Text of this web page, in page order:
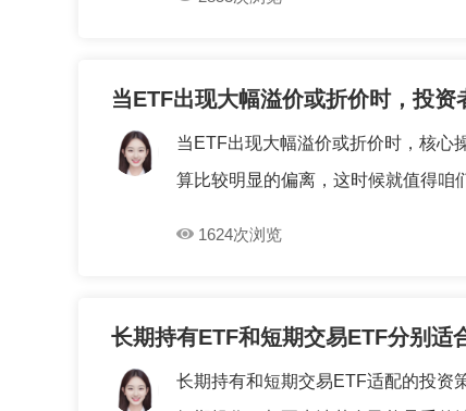
当ETF出现大幅溢价或折价时，投资
当ETF出现大幅溢价或折价时，核心
算比较明显的偏离，这时候就值得咱
1624次浏览
长期持有ETF和短期交易ETF分别适
长期持有和短期交易ETF适配的投资